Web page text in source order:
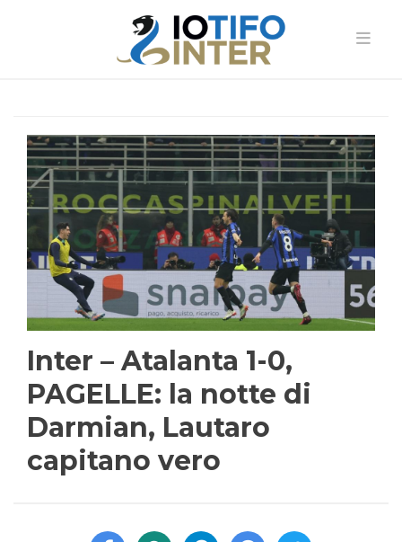
Inter – Atalanta 1-0,
PAGELLE: la notte di
Darmian, Lautaro
capitano vero